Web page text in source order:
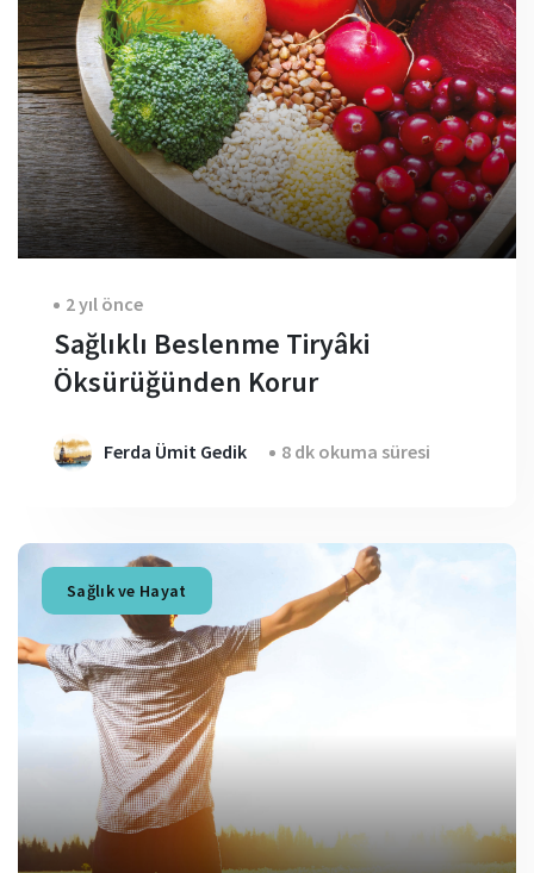
2 yıl önce
Sağlıklı Beslenme Tiryâki
Öksürüğünden Korur
Ferda Ümit Gedik 8 dk okuma süresi
Sağlık ve Hayat